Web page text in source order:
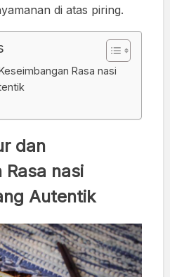
di atas piring.
Rasa nasi
dan
Rasa nasi
Autentik